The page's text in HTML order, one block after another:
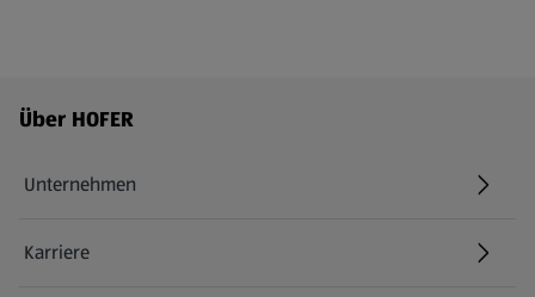
Fußzeilenmenü - weitere Links
Über HOFER
Unternehmen
Karriere
(öffnet in einem neuen Tab)